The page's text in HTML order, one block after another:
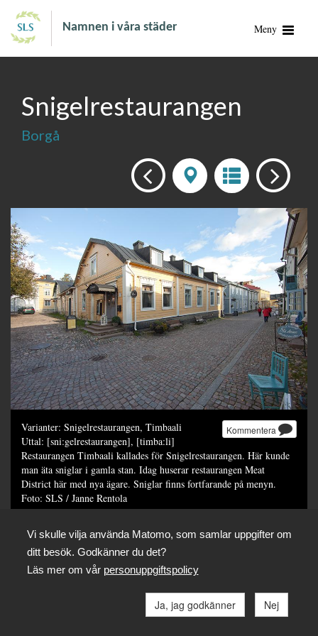
Namnen i våra städer Meny
Snigelrestaurangen
Borgå
Kommentera
Varianter: Snigelrestaurangen, Timbaali
Uttal: [sni:gelrestaurangen], [timba:li]
Restaurangen Timbaali kallades för Snigelrestaurangen. Här kunde
man äta sniglar i gamla stan. Idag huserar restaurangen Meat
District här med nya ägare. Sniglar finns fortfarande på menyn.
Foto: SLS / Janne Rentola
Vi skulle vilja använda Matomo, som samlar uppgifter om
ditt besök. Godkänner du det?
Läs mer om vår personuppgiftspolicy
Ja, jag godkänner Nej